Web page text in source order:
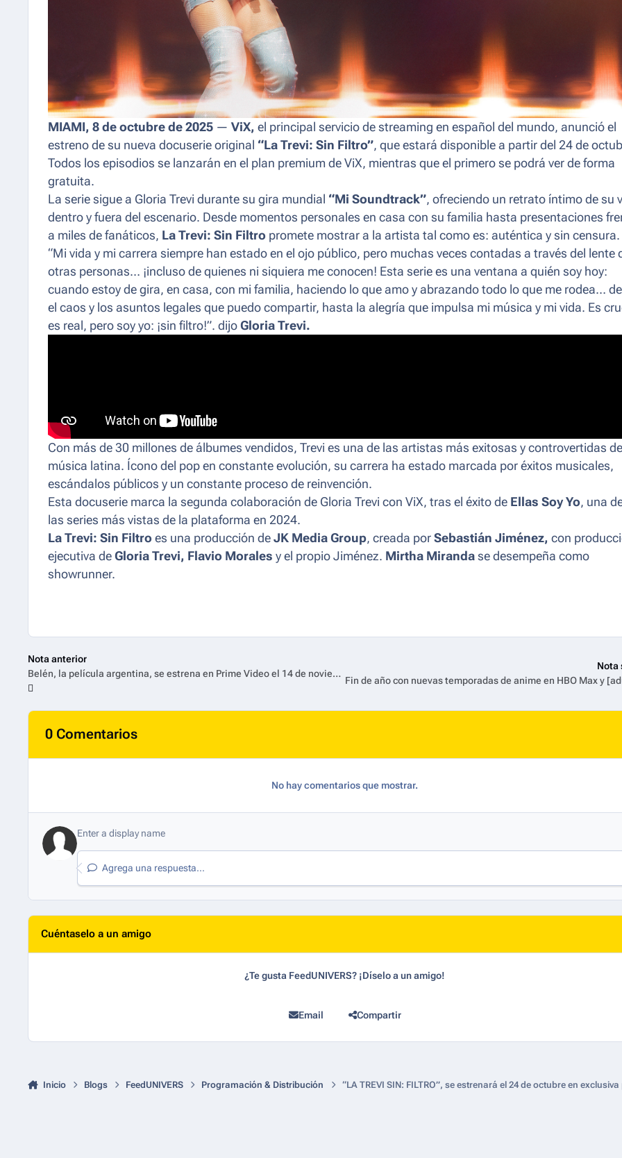
MIAMI, 8 de octubre de 2025 — ViX, el principal servicio de streaming en español del mundo, anunció el
estreno de su nueva docuserie original “La Trevi: Sin Filtro”, que estará disponible a partir del 24 de
Todos los episodios se lanzarán en el plan premium de ViX, mientras que el primero se podrá ver de forma
gratuita.
La serie sigue a Gloria Trevi durante su gira mundial “Mi Soundtrack”, ofreciendo un retrato íntimo de su
dentro y fuera del escenario. Desde momentos personales en casa con su familia hasta presentaciones
a miles de fanáticos, La Trevi: Sin Filtro promete mostrar a la artista tal como es: auténtica y sin censura.
“Mi vida y mi carrera siempre han estado en el ojo público, pero muchas veces contadas a través del lente
otras personas… ¡incluso de quienes ni siquiera me conocen! Esta serie es una ventana a quién soy hoy:
cuando estoy de gira, en casa, con mi familia, haciendo lo que amo y abrazando todo lo que me rodea…
el caos y los asuntos legales que puedo compartir, hasta la alegría que impulsa mi música y mi vida. Es
es real, pero soy yo: ¡sin filtro!”. dijo Gloria Trevi.
Con más de 30 millones de álbumes vendidos, Trevi es una de las artistas más exitosas y controvertidas
música latina. Ícono del pop en constante evolución, su carrera ha estado marcada por éxitos musicales,
escándalos públicos y un constante proceso de reinvención.
Esta docuserie marca la segunda colaboración de Gloria Trevi con ViX, tras el éxito de Ellas Soy Yo, una
las series más vistas de la plataforma en 2024.
La Trevi: Sin Filtro es una producción de JK Media Group, creada por Sebastián Jiménez, con
ejecutiva de Gloria Trevi, Flavio Morales y el propio Jiménez. Mirtha Miranda se desempeña como
showrunner.
Nota anterior
Belén, la película argentina, se estrena en Prime Video el 14 de noviembre
Nota
0 Comentarios
No hay comentarios que mostrar.
Agrega una respuesta...
Cuéntaselo a un amigo
¿Te gusta FeedUNIVERS? ¡Díselo a un amigo!
Email Compartir
Inicio Blogs FeedUNIVERS Programación & Distribución “LA TREVI SIN: FILTRO”, se estrenará el 24 de octubre en exclusiva